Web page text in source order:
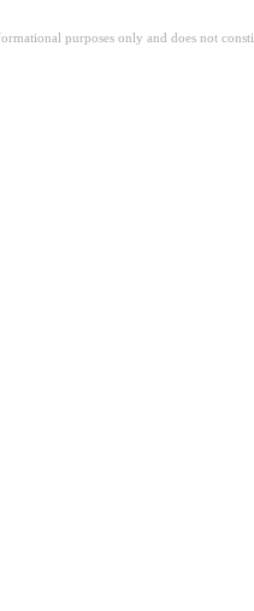
purposes only and does not